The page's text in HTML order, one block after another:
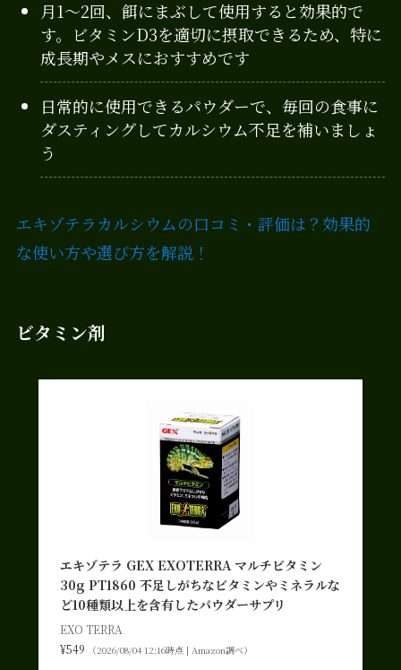
月1〜2回、餌にまぶして使用すると効果的で
す。ビタミンD3を適切に摂取できるため、特に
成長期やメスにおすすめです
日常的に使用できるパウダーで、毎回の食事に
ダスティングしてカルシウム不足を補いましょ
う
エキゾテラカルシウムの口コミ・評価は？効果的
な使い方や選び方を解説！
ビタミン剤
エキゾテラ GEX EXOTERRA マルチビタミン
30g PT1860 不足しがちなビタミンやミネラルな
ど10種類以上を含有したパウダーサプリ
EXO TERRA
¥549
（2026/08/04 12:16時点 | Amazon調べ）